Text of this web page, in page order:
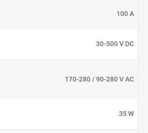
100 A
30-500 V DC
170-280 / 90-280 V AC
35 W